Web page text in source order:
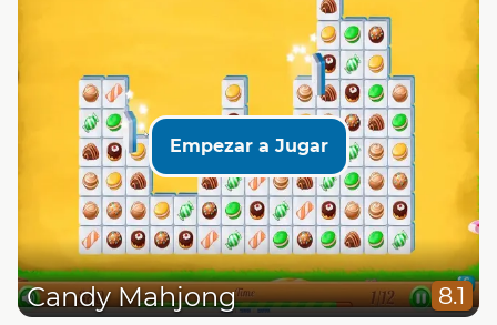
Empezar a Jugar
Candy Mahjong 8.1